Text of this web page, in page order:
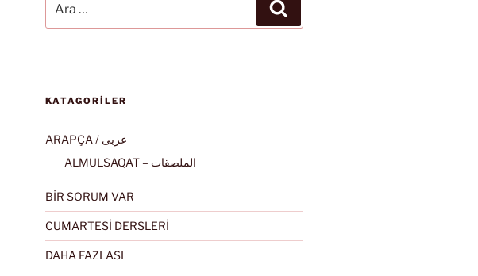
KATAGORİLER
ARAPÇA / عربى
ALMULSAQAT – الملصقات
BİR SORUM VAR
CUMARTESİ DERSLERİ
DAHA FAZLASI